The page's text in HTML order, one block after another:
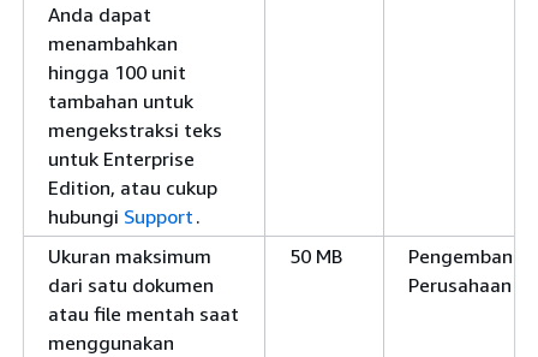
Anda dapat
menambahkan
hingga 100 unit
tambahan untuk
mengekstraksi teks
untuk Enterprise
Edition, atau cukup
hubungi Support .
Ukuran maksimum
dari satu dokumen
atau file mentah saat
menggunakan
50 MB
Pengembang,
Perusahaan